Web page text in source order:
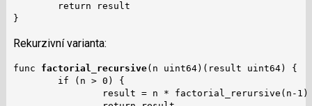
        return result
}
Rekurzivní varianta:
func factorial_recursive(n uint64)(result uint64) {
        if (n > 0) {
                result = n * factorial_rerursive(n-1)